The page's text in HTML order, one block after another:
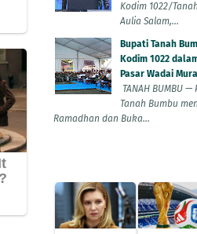
Kodim 1022/
Aulia Salam,...
Bupati Tanah
Kodim 1022
Pasar Wadai
TANAH BUMBU
Tanah Bumbu
Ramadhan dan Buka...